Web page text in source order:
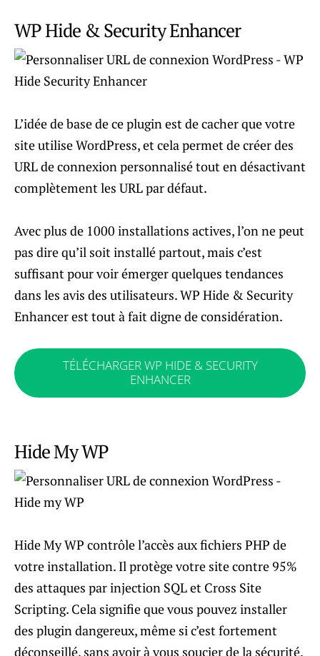
WP Hide & Security Enhancer
L’idée de base de ce plugin est de cacher que votre
site utilise WordPress, et cela permet de créer des
URL de connexion personnalisé tout en désactivant
complètement les URL par défaut.
Avec plus de 1000 installations actives, l’on ne peut
pas dire qu’il soit installé partout, mais c’est
suffisant pour voir émerger quelques tendances
dans les avis des utilisateurs. WP Hide & Security
Enhancer est tout à fait digne de considération.
TÉLÉCHARGER WP HIDE & SECURITY
ENHANCER
Hide My WP
Hide My WP contrôle l’accès aux fichiers PHP de
votre installation. Il protège votre site contre 95%
des attaques par injection SQL et Cross Site
Scripting. Cela signifie que vous pouvez installer
des plugin dangereux, même si c’est fortement
déconseillé, sans avoir à vous soucier de la sécurité,